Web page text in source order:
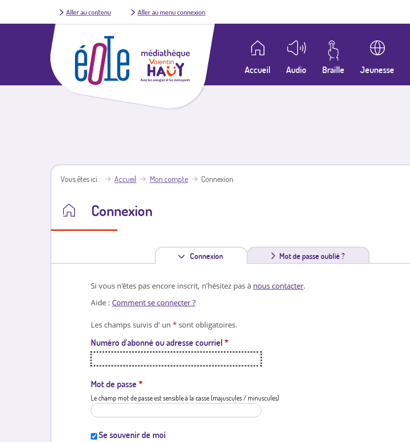
Aller au contenu Aller au menu connexion
Accueil Audio Braille Jeunesse
Vous êtes ici Accueil Mon compte Connexion
Connexion
Connexion
n
l
e
Mot de passe oublié ?
Si vous n'êtes pas encore inscrit, n'hésitez pas à nous contacter.
Aide : Comment se connecter ?
Les champs suivis d' un * sont obligatoires.
Numéro d'abonné ou adresse courriel *
Mot de passe *
Le champ mot de passe est sensible à la casse (majuscules / minuscules)
Se souvenir de moi